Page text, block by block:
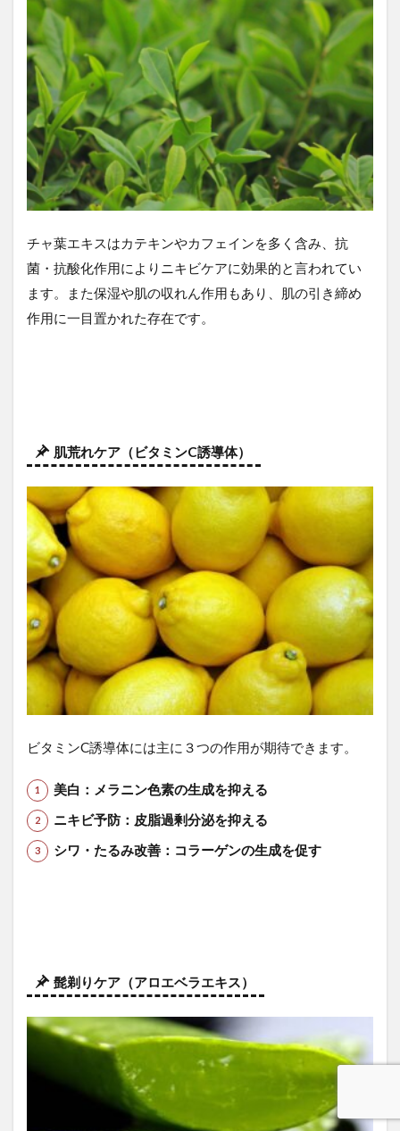
チャ葉エキスはカテキンやカフェインを多く含み、抗
菌・抗酸化作用によりニキビケアに効果的と言われてい
ます。また保湿や肌の収れん作用もあり、肌の引き締め
作用に一目置かれた存在です。
肌荒れケア（ビタミンC誘導体）
ビタミンC誘導体には主に３つの作用が期待できます。
美白：メラニン色素の生成を抑える
ニキビ予防：皮脂過剰分泌を抑える
シワ・たるみ改善：コラーゲンの生成を促す
髭剃りケア（アロエベラエキス）